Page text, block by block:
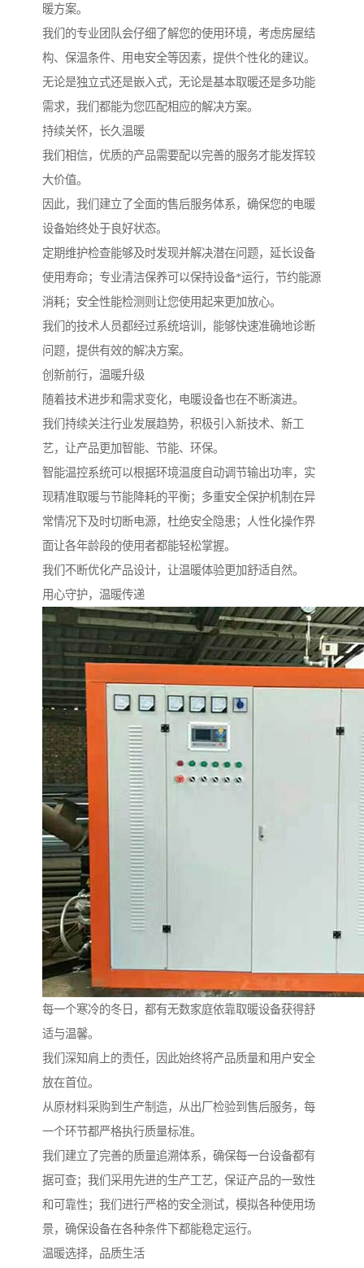
暖方案。
我们的专业团队会仔细了解您的使用环境，考虑房屋结
构、保温条件、用电安全等因素，提供个性化的建议。
无论是独立式还是嵌入式，无论是基本取暖还是多功能
需求，我们都能为您匹配相应的解决方案。
持续关怀，长久温暖
我们相信，优质的产品需要配以完善的服务才能发挥较
大价值。
因此，我们建立了全面的售后服务体系，确保您的电暖
设备始终处于良好状态。
定期维护检查能够及时发现并解决潜在问题，延长设备
使用寿命；专业清洁保养可以保持设备*运行，节约能源
消耗；安全性能检测则让您使用起来更加放心。
我们的技术人员都经过系统培训，能够快速准确地诊断
问题，提供有效的解决方案。
创新前行，温暖升级
随着技术进步和需求变化，电暖设备也在不断演进。
我们持续关注行业发展趋势，积极引入新技术、新工
艺，让产品更加智能、节能、环保。
智能温控系统可以根据环境温度自动调节输出功率，实
现精准取暖与节能降耗的平衡；多重安全保护机制在异
常情况下及时切断电源，杜绝安全隐患；人性化操作界
面让各年龄段的使用者都能轻松掌握。
我们不断优化产品设计，让温暖体验更加舒适自然。
用心守护，温暖传递
每一个寒冷的冬日，都有无数家庭依靠取暖设备获得舒
适与温馨。
我们深知肩上的责任，因此始终将产品质量和用户安全
放在首位。
从原材料采购到生产制造，从出厂检验到售后服务，每
一个环节都严格执行质量标准。
我们建立了完善的质量追溯体系，确保每一台设备都有
据可查；我们采用先进的生产工艺，保证产品的一致性
和可靠性；我们进行严格的安全测试，模拟各种使用场
景，确保设备在各种条件下都能稳定运行。
温暖选择，品质生活